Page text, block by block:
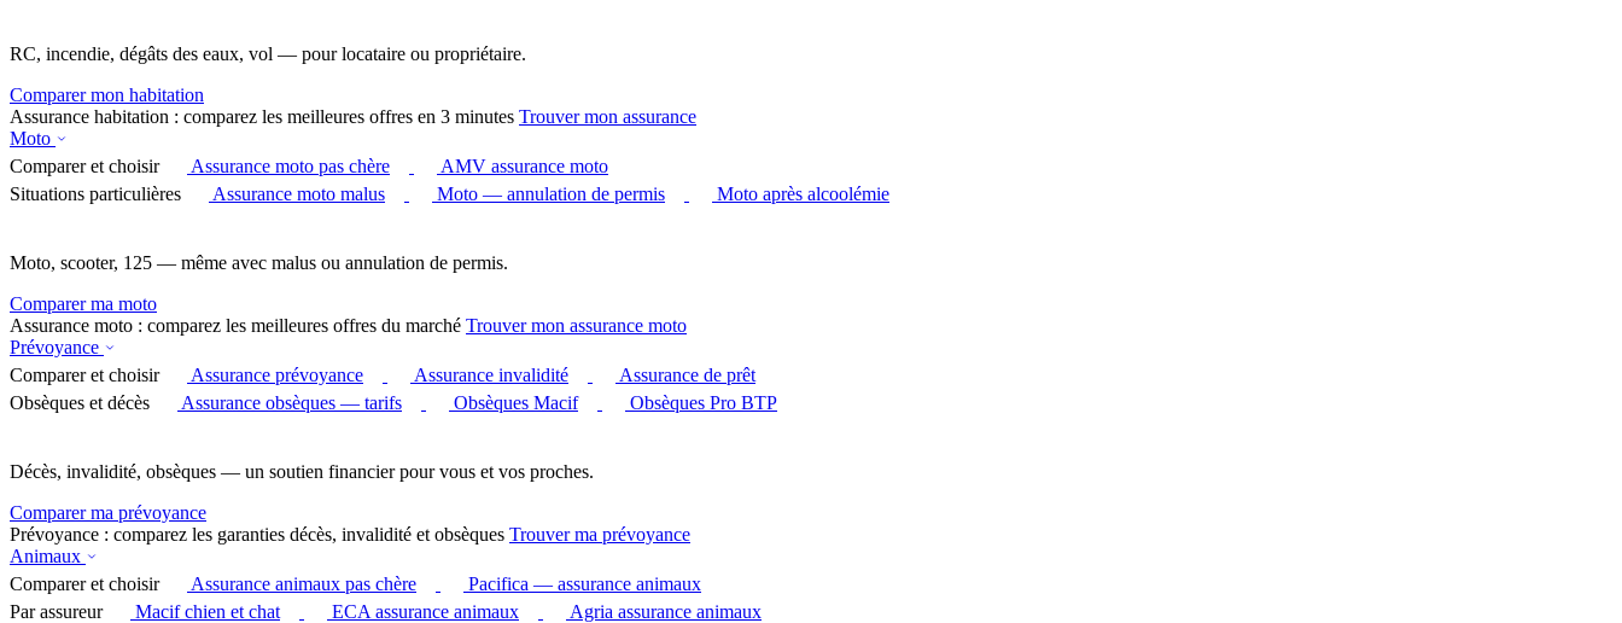
RC, incendie, dégâts des eaux, vol — pour locataire ou propriétaire.
Comparer mon habitation
Assurance habitation : comparez les meilleures offres en 3 minutes Trouver mon assurance
Moto
Comparer et choisir
Assurance moto pas chère
AMV assurance moto
Situations particulières
Assurance moto malus Moto — annulation de permis Moto après alcoolémie
Moto, scooter, 125 — même avec malus ou annulation de permis.
Comparer ma moto
Assurance moto : comparez les meilleures offres du marché Trouver mon assurance moto
Prévoyance
Comparer et choisir
Assurance prévoyance Assurance invalidité
Assurance de prêt
Obsèques et décès
Assurance obsèques — tarifs Obsèques Macif Obsèques Pro BTP
Décès, invalidité, obsèques — un soutien financier pour vous et vos proches.
Comparer ma prévoyance
Prévoyance : comparez les garanties décès, invalidité et obsèques Trouver ma prévoyance
Animaux
Comparer et choisir
Assurance animaux pas chère
Pacifica — assurance animaux
Par assureur
Macif chien et chat ECA assurance animaux Agria assurance animaux